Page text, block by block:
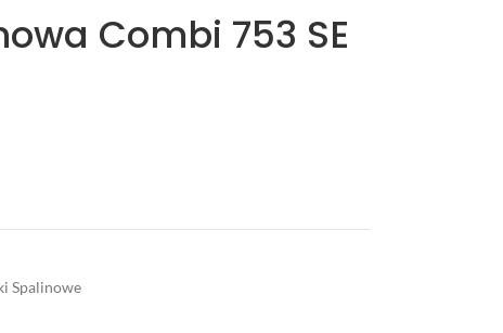
Combi 753 SE
Spalinowe